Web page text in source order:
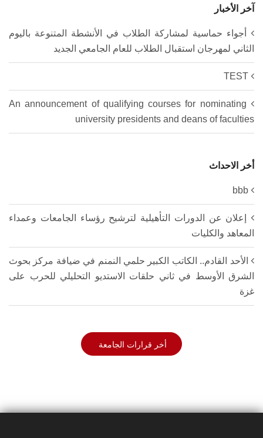
آخر الأخبار
أجواء حماسية لمشاركة الطلاب في الأنشطة المتنوعة باليوم
الثاني لمهرجان استقبال الطلاب للعام الجامعي الجديد
TEST
An announcement of qualifying courses for nominating
university presidents and deans of faculties
أخر الاحداث
bbb
إعلان عن الدورات التأهيلية لترشيح رؤساء الجامعات وعمداء
المعاهد والكليات
الأحد القادم.. الكاتب الكبير حلمي النمنم في ضيافة مركز بحوث
الشرق الأوسط في ثاني حلقات الاستديو التحليلي للحرب على
غزة
أخر قرارات الجامعة